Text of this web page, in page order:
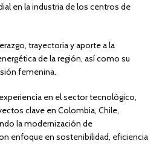
en la industria de los centros de
trayectoria y aporte a la
de la región, así como su
femenina.
en el sector tecnológico,
clave en Colombia, Chile,
la modernización de
enfoque en sostenibilidad, eficiencia